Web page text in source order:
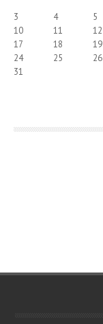
3
4 5
10
11 12
17
18 19
24
25 26
31